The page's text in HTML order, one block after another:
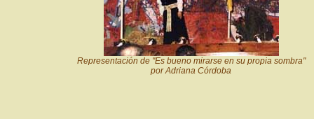
Representación de "Es bueno mirarse en su propia sombra"
por Adriana Córdoba